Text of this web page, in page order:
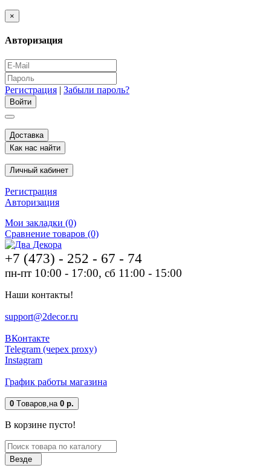
×
Авторизация
Регистрация | Забыли пароль?
Доставка
Как нас найти
Личный кабинет
Регистрация
Авторизация
Мои закладки (0)
Сравнение товаров (0)
+7 (473) - 252 - 67 - 74
пн-пт 10:00 - 17:00, сб 11:00 - 15:00
Наши контакты!
support@2decor.ru
ВКонтакте
Telegram (черех proxy)
Instagram
График работы магазина
0 Tоваров, на 0 р.
В корзине пусто!
Везде